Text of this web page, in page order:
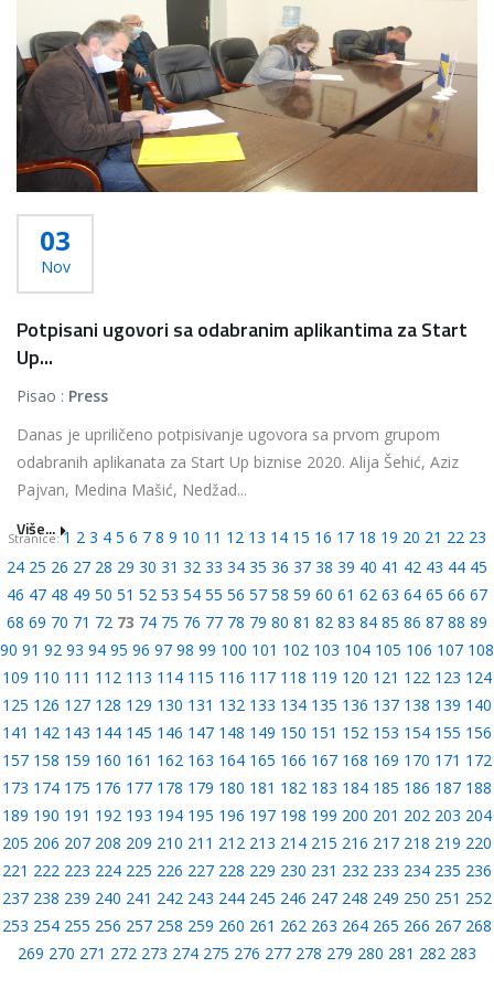
03
Nov
Potpisani ugovori sa odabranim aplikantima za Start
Up...
Pisao : Press
Danas je upriličeno potpisivanje ugovora sa prvom grupom
odabranih aplikanata za Start Up biznise 2020. Alija Šehić, Aziz
Pajvan, Medina Mašić, Nedžad...
Više...
Stranice:1 2 3 4 5 6 7 8 9 10 11 12 13 14 15 16 17 18 19 20 21 22 23
24 25 26 27 28 29 30 31 32 33 34 35 36 37 38 39 40 41 42 43 44 45
46 47 48 49 50 51 52 53 54 55 56 57 58 59 60 61 62 63 64 65 66 67
68 69 70 71 72 73 74 75 76 77 78 79 80 81 82 83 84 85 86 87 88 89
90 91 92 93 94 95 96 97 98 99 100 101 102 103 104 105 106 107 108
109 110 111 112 113 114 115 116 117 118 119 120 121 122 123 124
125 126 127 128 129 130 131 132 133 134 135 136 137 138 139 140
141 142 143 144 145 146 147 148 149 150 151 152 153 154 155 156
157 158 159 160 161 162 163 164 165 166 167 168 169 170 171 172
173 174 175 176 177 178 179 180 181 182 183 184 185 186 187 188
189 190 191 192 193 194 195 196 197 198 199 200 201 202 203 204
205 206 207 208 209 210 211 212 213 214 215 216 217 218 219 220
221 222 223 224 225 226 227 228 229 230 231 232 233 234 235 236
237 238 239 240 241 242 243 244 245 246 247 248 249 250 251 252
253 254 255 256 257 258 259 260 261 262 263 264 265 266 267 268
269 270 271 272 273 274 275 276 277 278 279 280 281 282 283